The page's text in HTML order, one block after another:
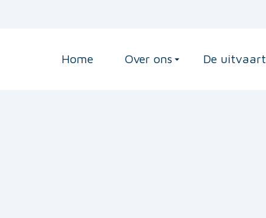
Home Over ons De uitvaart